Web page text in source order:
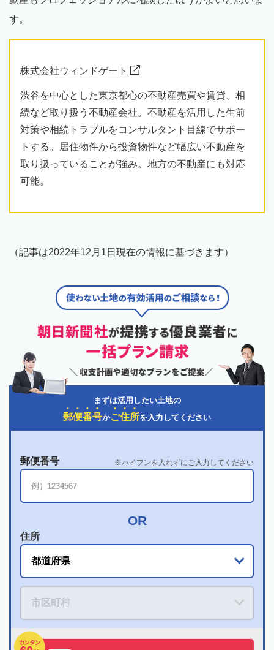
す。
株式会社ウィンドゲート
渋谷を中心とした東京都心の不動産売買や賃貸、相
続など取り扱う不動産会社。不動産を活用した生前
対策や相続トラブルをコンサルタント目線でサポー
トする。居住物件から投資物件など幅広い不動産を
取り扱っていることが強み。地方の不動産にも対応
可能。
（記事は2022年12月1日現在の情報に基づきます）
まずは活用したい土地の
郵便番号かご住所を入力してください
郵便番号 ハイフンを入れずにご入力してください
住所